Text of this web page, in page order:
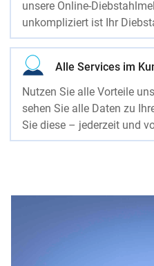
unsere Online-
unkompliziert ist Ihr
Alle Services im
Nutzen Sie alle Vorteile
sehen Sie alle Daten zu
Sie diese – jederzeit und